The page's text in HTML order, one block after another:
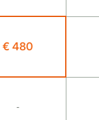
€ 480
-